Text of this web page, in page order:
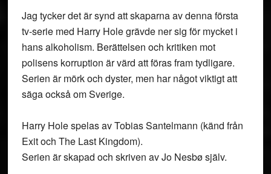
Jag tycker det är synd att skaparna av denna första
tv-serie med Harry Hole grävde ner sig för mycket i
hans alkoholism. Berättelsen och kritiken mot
polisens korruption är värd att föras fram tydligare.
Serien är mörk och dyster, men har något viktigt att
säga också om Sverige.
Harry Hole spelas av Tobias Santelmann (känd från
Exit och The Last Kingdom).
Serien är skapad och skriven av Jo Nesbø själv.